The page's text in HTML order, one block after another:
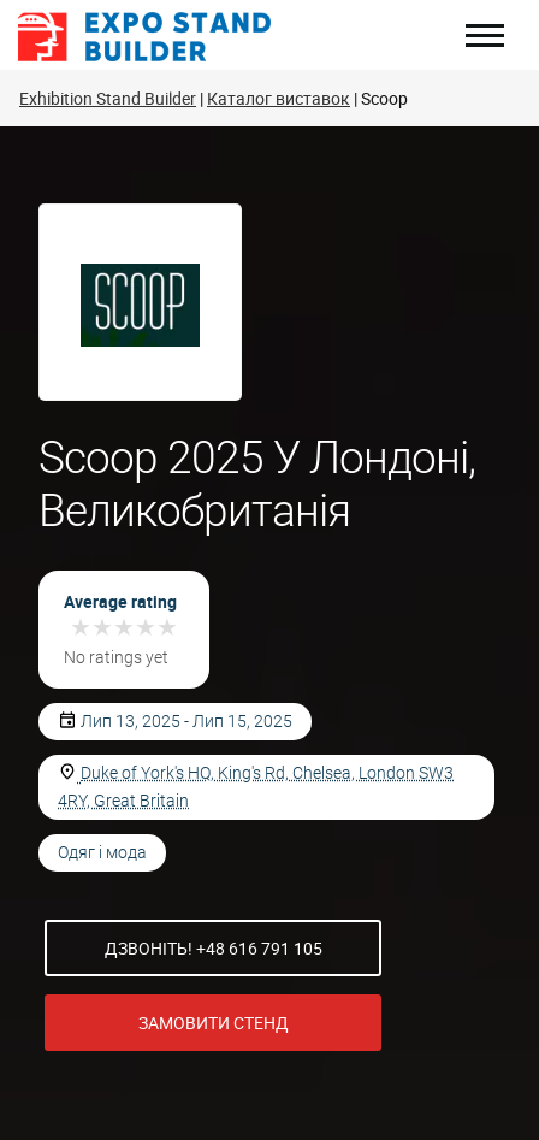
Перейти
Exhibition Stand Builder Каталог виставок Scoop
Scoop 2025 У Лондоні,
Великобританія
Average rating
★★★★★
★★★★★
No ratings yet
Лип 13, 2025 - Лип 15, 2025
Duke of York's HQ, King's Rd, Chelsea, London SW3
4RY, Great Britain
Одяг і мода
ДЗВОНІТЬ! +48 616 791 105
ЗАМОВИТИ СТЕНД